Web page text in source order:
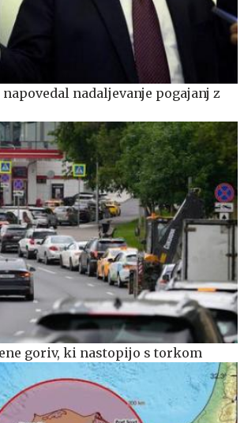
nadaljevanje pogajanj z
goriv, ki nastopijo s torkom